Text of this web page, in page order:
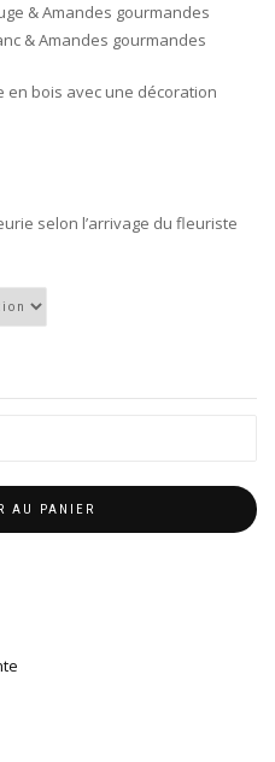
& Amandes gourmandes
& Amandes gourmandes
bois avec une décoration
selon l’arrivage du fleuriste
AU PANIER